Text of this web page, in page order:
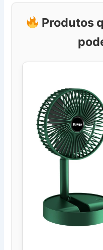
Produtos